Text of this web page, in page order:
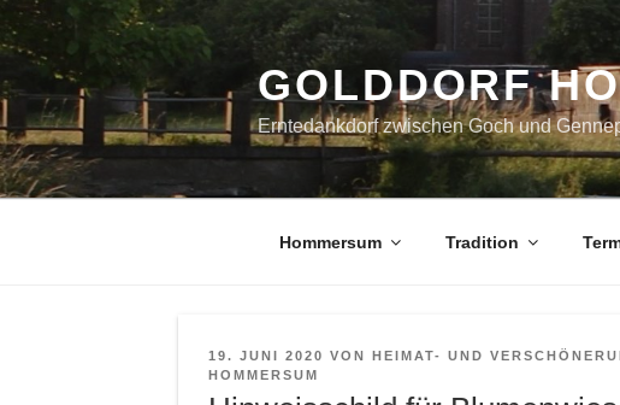
Zum
Inhalt
springen
GOLDDORF
Erntedankdorf zwischen Goch und
Hommersum Tradition
VERÖFFENTLICHT
AM
19. JUNI 2020 VONHEIMAT- UND
HOMMERSUM